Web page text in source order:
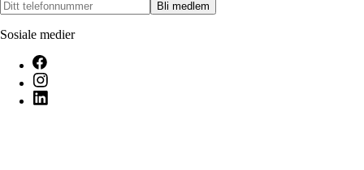
Bli medlem
Sosiale medier